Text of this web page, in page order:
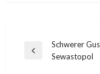
Post
navigation
Previous
Schwerer
Sewastopol